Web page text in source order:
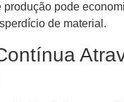
produção pode
de material.